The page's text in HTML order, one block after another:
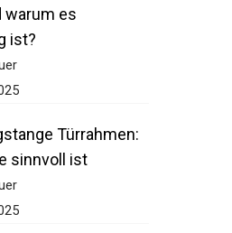
warum es
ist?
Türrahmen:
sinnvoll ist